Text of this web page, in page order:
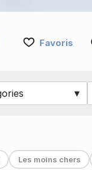
Favoris
Les moins chers